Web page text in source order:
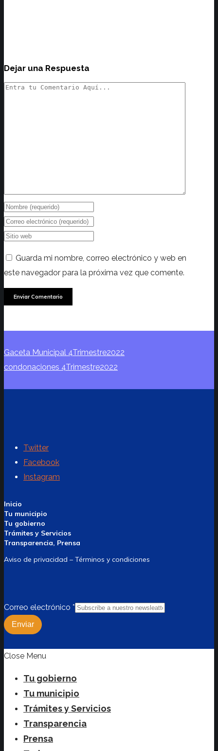
Dejar una Respuesta
Guarda mi nombre, correo electrónico y web en
este navegador para la próxima vez que comente.
Gaceta Municipal 4Trimestre2022
condonaciones 4Trimestre2022
Twitter
Facebook
Instagram
Inicio
Tu municipio
Tu gobierno
Trámites y Servicios
Transparencia, Prensa
Aviso de privacidad – Términos y condiciones
Correo electrónico *
Enviar
Close Menu
Tu gobierno
Tu municipio
Trámites y Servicios
Transparencia
Prensa